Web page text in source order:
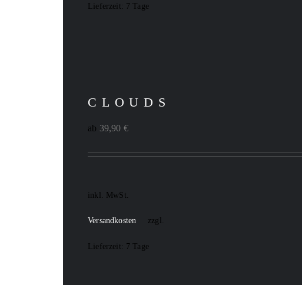
Lieferzeit: 7 Tage
CLOUDS
ab 39,90 €
inkl. MwSt.
zzgl.
Versandkosten
Lieferzeit: 7 Tage